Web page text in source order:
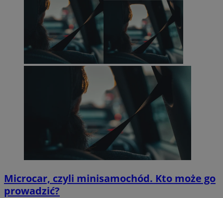
Microcar, czyli minisamochód. Kto może go
prowadzić?